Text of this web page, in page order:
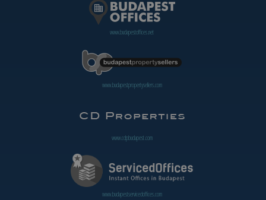
www.budapestoffices.net
www.budapestpropertysellers.com
www.cdpbudapest.com
www.budapestservicedoffices.com